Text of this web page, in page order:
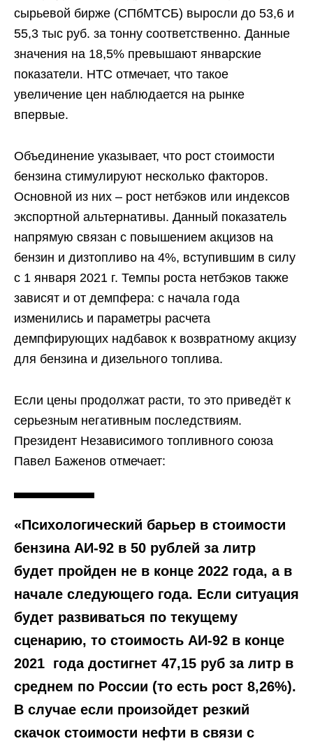
сырьевой бирже (СПбМТСБ) выросли до 53,6 и
55,3 тыс руб. за тонну соответственно. Данные
значения на 18,5% превышают январские
показатели. НТС отмечает, что такое
увеличение цен наблюдается на рынке
впервые.
Объединение указывает, что рост стоимости
бензина стимулируют несколько факторов.
Основной из них – рост нетбэков или индексов
экспортной альтернативы. Данный показатель
напрямую связан с повышением акцизов на
бензин и дизтопливо на 4%, вступившим в силу
с 1 января 2021 г. Темпы роста нетбэков также
зависят и от демпфера: с начала года
изменились и параметры расчета
демпфирующих надбавок к возвратному акцизу
для бензина и дизельного топлива.
Если цены продолжат расти, то это приведёт к
серьезным негативным последствиям.
Президент Независимого топливного союза
Павел Баженов отмечает:
«Психологический барьер в стоимости
бензина АИ-92 в 50 рублей за литр
будет пройден не в конце 2022 года, а в
начале следующего года. Если ситуация
будет развиваться по текущему
сценарию, то стоимость АИ-92 в конце
2021 года достигнет 47,15 руб за литр в
среднем по России (то есть рост 8,26%).
В случае если произойдет резкий
скачок стоимости нефти в связи с